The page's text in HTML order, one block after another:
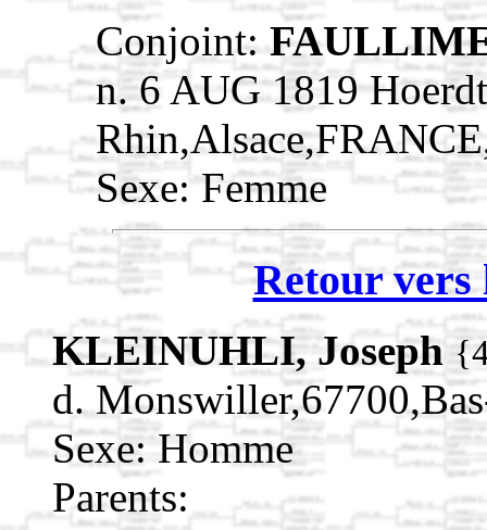
Conjoint:
n. 6 AUG 1819
Sexe: Femme
Retour vers
KLEINUHLI, Joseph
d.
Sexe: Homme
Parents: